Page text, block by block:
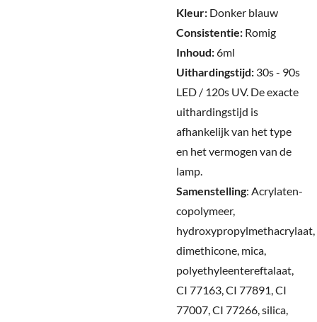
Kleur: Donker blauw
Consistentie: Romig
Inhoud:6ml
Uithardingstijd: 30s - 90s
LED / 120s UV. De exacte
uithardingstijd is
afhankelijk van het type
en het vermogen van de
lamp.
Samenstelling: Acrylaten-
copolymeer,
hydroxypropylmethacrylaat,
dimethicone, mica,
polyethyleentereftalaat,
CI 77163, CI 77891, CI
77007, CI 77266, silica,